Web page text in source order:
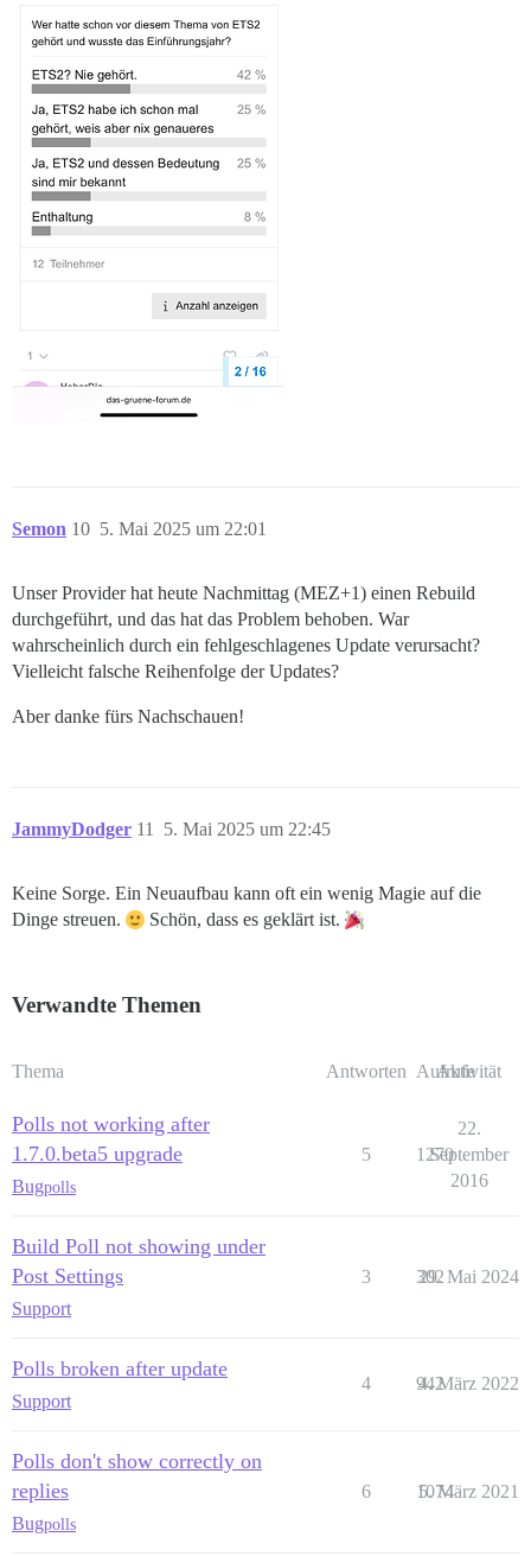
Semon 5. Mai 2025 um 22:01
10
Unser Provider hat heute Nachmittag (MEZ+1) einen Rebuild
durchgeführt, und das hat das Problem behoben. War
wahrscheinlich durch ein fehlgeschlagenes Update verursacht?
Vielleicht falsche Reihenfolge der Updates?
Aber danke fürs Nachschauen!
JammyDodger 5. Mai 2025 um 22:45
11
Keine Sorge. Ein Neuaufbau kann oft ein wenig Magie auf die
Dinge streuen.
Schön, dass es geklärt ist.
Verwandte Themen
Thema Antworten Aufrufe
Aktivität
Polls not working after
1.7.0.beta5 upgrade
Bugpolls
5 1270
22.
September
2016
Build Poll not showing under
Post Settings
Support
3 302
29. Mai 2024
Polls broken after update
Support
4 942
4. März 2022
Polls don't show correctly on
replies
Bugpolls
6 1074
5. März 2021